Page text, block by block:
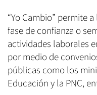
“Yo Cambio” permite
fase de confianza o
actividades laborales
por medio de
públicas como los
Educación y la PNC,